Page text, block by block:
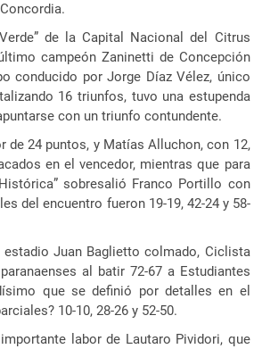
de la Capital Nacional del Citrus
campeón Zaninetti de Concepción
conducido por Jorge Díaz Vélez, único
16 triunfos, tuvo una estupenda
con un triunfo contundente.
de 24 puntos, y Matías Alluchon, con 12,
en el vencedor, mientras que para
sobresalió Franco Portillo con
del encuentro fueron 19-19, 42-24 y 58-
estadio Juan Baglietto colmado, Ciclista
al batir 72-67 a Estudiantes
que se definió por detalles en el
10-10, 28-26 y 52-50.
labor de Lautaro Pividori, que